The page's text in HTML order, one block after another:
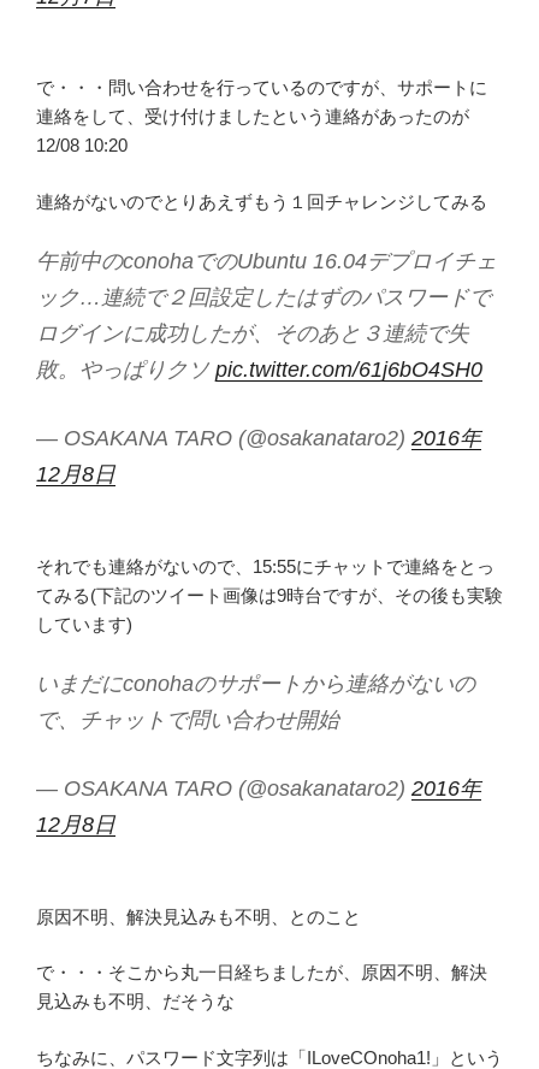
で・・・問い合わせを行っているのですが、サポートに
連絡をして、受け付けましたという連絡があったのが
12/08 10:20
連絡がないのでとりあえずもう１回チャレンジしてみる
午前中のconohaでのUbuntu 16.04デプロイチェ
ック…連続で２回設定したはずのパスワードで
ログインに成功したが、そのあと３連続で失
敗。やっぱりクソ pic.twitter.com/61j6bO4SH0
— OSAKANA TARO (@osakanataro2) 2016年
12月8日
それでも連絡がないので、15:55にチャットで連絡をとっ
てみる(下記のツイート画像は9時台ですが、その後も実験
しています)
いまだにconohaのサポートから連絡がないの
で、チャットで問い合わせ開始
— OSAKANA TARO (@osakanataro2) 2016年
12月8日
原因不明、解決見込みも不明、とのこと
で・・・そこから丸一日経ちましたが、原因不明、解決
見込みも不明、だそうな
ちなみに、パスワード文字列は「ILoveCOnoha1!」という